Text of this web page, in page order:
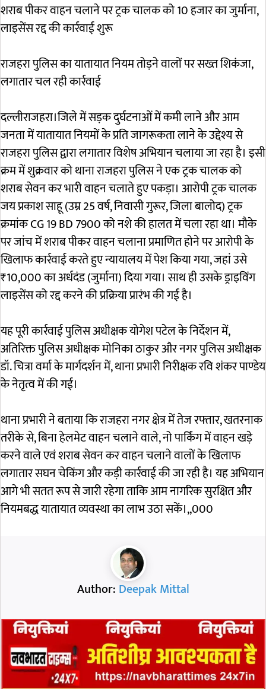
शराब पीकर वाहन चलाने पर ट्रक चालक को 10 हजार का जुर्माना,
लाइसेंस रद्द की कार्रवाई शुरू
राजहरा पुलिस का यातायात नियम तोड़ने वालों पर सख्त शिकंजा,
लगातार चल रही कार्रवाई
दल्लीराजहरा।जिले में सड़क दुर्घटनाओं में कमी लाने और आम
जनता में यातायात नियमों के प्रति जागरूकता लाने के उद्देश्य से
राजहरा पुलिस द्वारा लगातार विशेष अभियान चलाया जा रहा है। इसी
क्रम में शुक्रवार को थाना राजहरा पुलिस ने एक ट्रक चालक को
शराब सेवन कर भारी वाहन चलाते हुए पकड़ा। आरोपी ट्रक चालक
जय प्रकाश साहू (उम्र 25 वर्ष, निवासी गुरूर, जिला बालोद) ट्रक
क्रमांक CG 19 BD 7900 को नशे की हालत में चला रहा था। मौके
पर जांच में शराब पीकर वाहन चलाना प्रमाणित होने पर आरोपी के
खिलाफ कार्रवाई करते हुए न्यायालय में पेश किया गया, जहां उसे
₹10,000 का अर्धदंड (जुर्माना) दिया गया। साथ ही उसके ड्राइविंग
लाइसेंस को रद्द करने की प्रक्रिया प्रारंभ की गई है।
यह पूरी कार्रवाई पुलिस अधीक्षक योगेश पटेल के निर्देशन में,
अतिरिक्त पुलिस अधीक्षक मोनिका ठाकुर और नगर पुलिस अधीक्षक
डॉ. चित्रा वर्मा के मार्गदर्शन में, थाना प्रभारी निरीक्षक रवि शंकर पाण्डेय
के नेतृत्व में की गई।
थाना प्रभारी ने बताया कि राजहरा नगर क्षेत्र में तेज रफ्तार, खतरनाक
तरीके से, बिना हेलमेट वाहन चलाने वाले, नो पार्किंग में वाहन खड़े
करने वाले एवं शराब सेवन कर वाहन चलाने वालों के खिलाफ
लगातार सघन चेकिंग और कड़ी कार्रवाई की जा रही है। यह अभियान
आगे भी सतत रूप से जारी रहेगा ताकि आम नागरिक सुरक्षित और
नियमबद्ध यातायात व्यवस्था का लाभ उठा सकें।,,000
Author: Deepak Mittal